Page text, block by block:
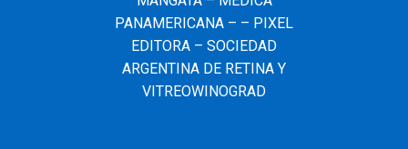
PANAMERICANA – – PIXEL
EDITORA – SOCIEDAD
ARGENTINA DE RETINA Y
VITREOWINOGRAD